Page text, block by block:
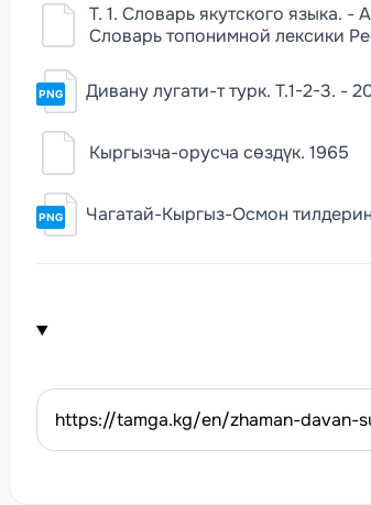
Т. 1. Словарь якутского языка.
Словарь топонимной лексики
PNG Дивану лугати-т турк. Т.1-2-3. -
Кыргызча-орусча сөздүк. 1965
PNG Чагатай-Кыргыз-Осмон
https://tamga.kg/en/zhaman-davan-